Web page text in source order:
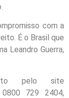
com a
É o Brasil que
Leandro Guerra,
pelo site
729 2404,